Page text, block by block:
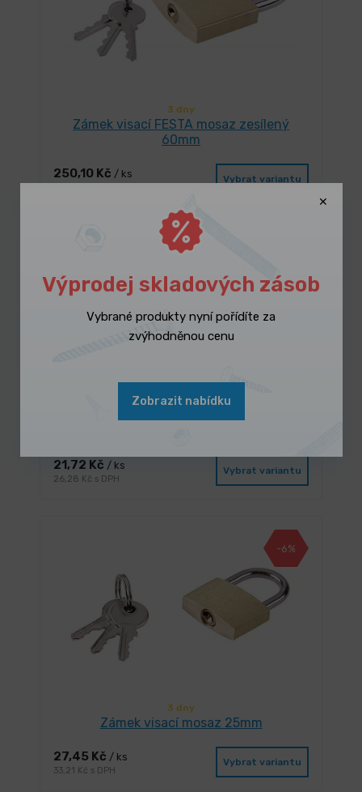
3 dny
Zámek visací FESTA mosaz zesílený
60mm
250,10 Kč / ks Vybrat variantu
21,72 Kč / ks
26,28 Kč s DPH
Vybrat variantu
-6%
3 dny
Zámek visací mosaz 25mm
27,45 Kč / ks
33,21 Kč s DPH
Vybrat variantu
Výprodej skladových zásob
Vybrané produkty nyní pořídíte za
zvýhodněnou cenu
Zobrazit nabídku